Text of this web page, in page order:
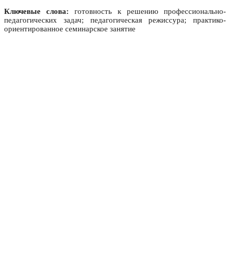
Ключевые слова: готовность к решению профессионально-
педагогических задач; педагогическая режиссура; практико-
ориентированное семинарское занятие